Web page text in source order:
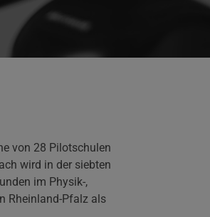
von 28 Pilotschulen
wird in der siebten
im Physik-,
Rheinland-Pfalz als